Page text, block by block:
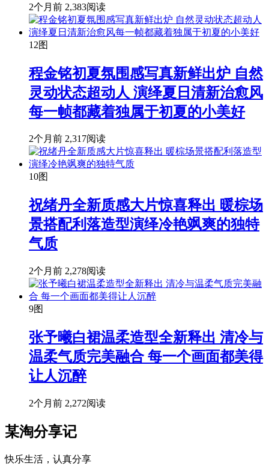
2个月前 2,383阅读
12图
程金铭初夏氛围感写真新鲜出炉 自然
灵动状态超动人 演绎夏日清新治愈风
每一帧都藏着独属于初夏的小美好
2个月前 2,317阅读
10图
祝绪丹全新质感大片惊喜释出 暖棕场
景搭配利落造型演绎冷艳飒爽的独特
气质
2个月前 2,278阅读
9图
张予曦白裙温柔造型全新释出 清冷与
温柔气质完美融合 每一个画面都美得
让人沉醉
2个月前 2,272阅读
某淘分享记
快乐生活，认真分享